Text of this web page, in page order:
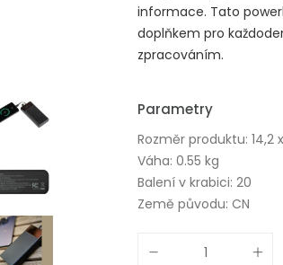
informace. Tato
doplňkem pro
zpracováním.
Parametry
Rozměr produktu: 14,2
Váha: 0.55 kg
Balení v krabici: 20
Země původu: CN